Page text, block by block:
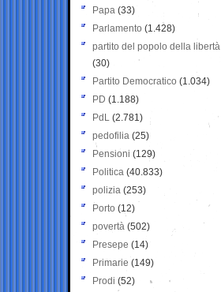
Papa (33)
Parlamento (1.428)
partito del popolo della libertà
(30)
Partito Democratico (1.034)
PD (1.188)
PdL (2.781)
pedofilia (25)
Pensioni (129)
Politica (40.833)
polizia (253)
Porto (12)
povertà (502)
Presepe (14)
Primarie (149)
Prodi (52)